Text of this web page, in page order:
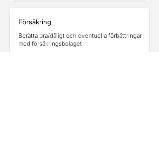
Försäkring
Berätta bra/dåligt och eventuella förbättringar
med försäkringsbolaget